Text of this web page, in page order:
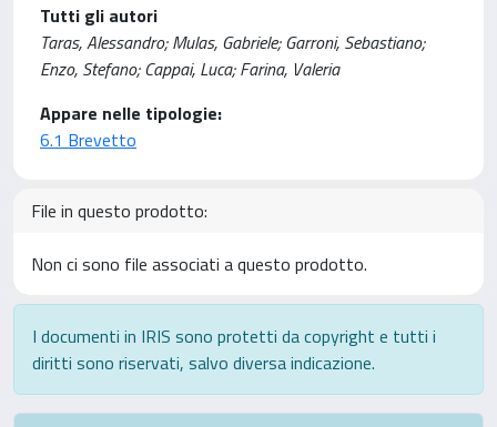
Tutti gli autori
Taras, Alessandro; Mulas, Gabriele; Garroni, Sebastiano;
Enzo, Stefano; Cappai, Luca; Farina, Valeria
Appare nelle tipologie:
6.1 Brevetto
File in questo prodotto:
Non ci sono file associati a questo prodotto.
I documenti in IRIS sono protetti da copyright e tutti i
diritti sono riservati, salvo diversa indicazione.